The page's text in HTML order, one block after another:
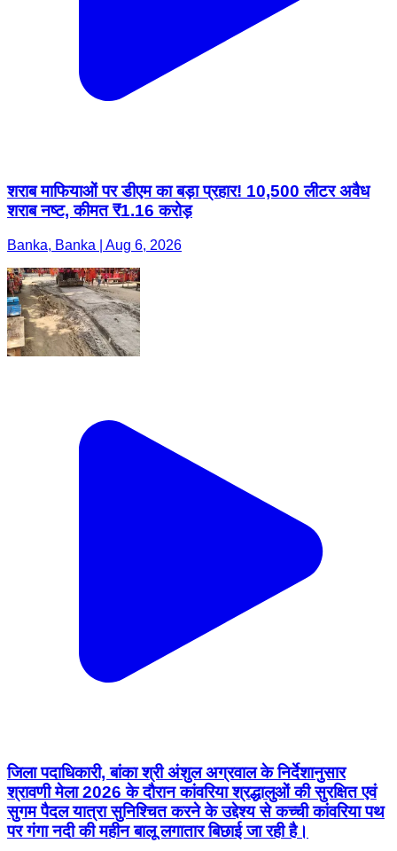
शराब माफियाओं पर डीएम का बड़ा प्रहार! 10,500 लीटर अवैध
शराब नष्ट, कीमत ₹1.16 करोड़
Banka, Banka | Aug 6, 2026
जिला पदाधिकारी, बांका श्री अंशुल अग्रवाल के निर्देशानुसार
श्रावणी मेला 2026 के दौरान कांवरिया श्रद्धालुओं की सुरक्षित एवं
सुगम पैदल यात्रा सुनिश्चित करने के उद्देश्य से कच्ची कांवरिया पथ
पर गंगा नदी की महीन बालू लगातार बिछाई जा रही है।